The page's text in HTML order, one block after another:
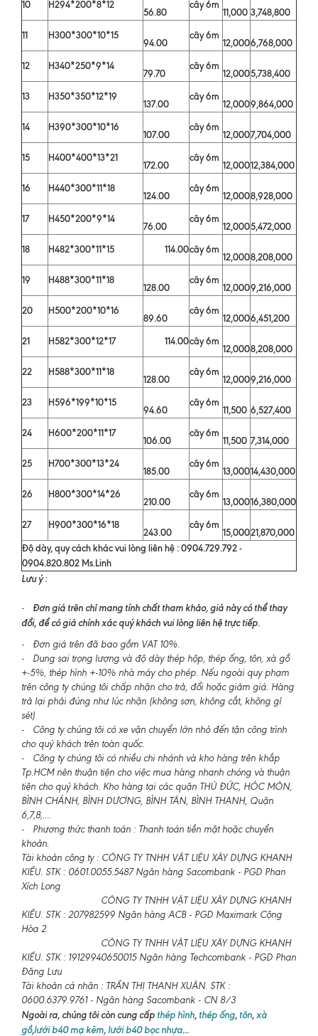
10 H294*200*8*12
56.80
cây 6m
11,000 3,748,800
11
H300*300*10*15
94.00
cây 6m
12,0006,768,000
12
H340*250*9*14
79.70
cây 6m
12,0005,738,400
13
H350*350*12*19
137.00
cây 6m
12,0009,864,000
14
H390*300*10*16
107.00
cây 6m
12,0007,704,000
15
H400*400*13*21
172.00
cây 6m
12,00012,384,000
16
H440*300*11*18
124.00
cây 6m
12,0008,928,000
17
H450*200*9*14
76.00
cây 6m
12,0005,472,000
18
H482*300*11*15 114.00cây 6m
12,0008,208,000
19
H488*300*11*18
128.00
cây 6m
12,0009,216,000
20
H500*200*10*16
89.60
cây 6m
12,0006,451,200
21
H582*300*12*17 114.00cây 6m
12,0008,208,000
22
H588*300*11*18
128.00
cây 6m
12,0009,216,000
23
H596*199*10*15
94.60
cây 6m
11,500 6,527,400
24
H600*200*11*17
106.00
cây 6m
11,500 7,314,000
25
H700*300*13*24
185.00
cây 6m
13,00014,430,000
26
H800*300*14*26
210.00
cây 6m
13,00016,380,000
27
H900*300*16*18
243.00
cây 6m
15,00021,870,000
Độ dày, quy cách khác vui lòng liên hệ : 0904.729.792 -
0904.820.802 Ms.Linh
Lưu ý :
- Đơn giá trên chỉ mang tính chất tham khảo, giá này có thể thay
đổi, để có giá chính xác quý khách vui lòng liên hệ trực tiếp.
- Đơn giá trên đã bao gồm VAT 10%.
- Dung sai trọng lượng và độ dày thép hộp, thép ống, tôn, xà gồ
+-5%, thép hình +-10% nhà máy cho phép. Nếu ngoài quy phạm
trên công ty chúng tôi chấp nhận cho trả, đổi hoặc giảm giá. Hàng
trả lại phải đúng như lúc nhận (không sơn, không cắt, không gỉ
sét)
- Công ty chúng tôi có xe vận chuyển lớn nhỏ đến tận công trình
cho quý khách trên toàn quốc.
- Công ty chúng tôi có nhiều chi nhánh và kho hàng trên khắp
Tp.HCM nên thuận tiện cho việc mua hàng nhanh chóng và thuận
tiện cho quý khách. Kho hàng tại các quận THỦ ĐỨC, HÓC MÔN,
BÌNH CHÁNH, BÌNH DƯƠNG, BÌNH TÂN, BÌNH THẠNH, Quận
6,7,8,....
- Phương thức thanh toán : Thanh toán tiền mặt hoặc chuyển
khoản.
Tài khoản công ty : CÔNG TY TNHH VẬT LIỆU XÂY DỰNG KHANH
KIỀU. STK : 0601.0055.5487 Ngân hàng Sacombank - PGD Phan
Xích Long
CÔNG TY TNHH VẬT LIỆU XÂY DỰNG KHANH
KIỀU. STK : 207982599 Ngân hàng ACB - PGD Maximark Cộng
Hòa 2
CÔNG TY TNHH VẬT LIỆU XÂY DỰNG KHANH
KIỀU. STK : 19129940650015 Ngân hàng Techcombank - PGD Phan
Đăng Lưu
Tài khoản cá nhân : TRẦN THỊ THANH XUÂN. STK :
0600.6379.9761 - Ngân hàng Sacombank - CN 8/3
Ngoài ra, chúng tôi còn cung cấp thép hình, thép ống, tôn, xà
gồ,lưới b40 mạ kẽm, lưới b40 bọc nhựa...